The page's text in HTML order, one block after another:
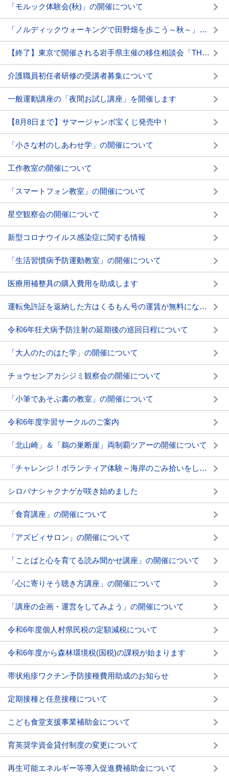
「モルック体験会(秋)」の開催について
「ノルディックウォーキングで田野畑を歩こう～秋～」の開催について
【終了】東京で開催される岩手県主催の移住相談会「THEいわてDAY2024」に出展します
介護職員初任者研修の受講者募集について
一般運動講座の「夜間お試し講座」を開催します
【8月8日まで】サマージャンボ宝くじ発売中！
「小さな村のしあわせ学」の開催について
工作教室の開催について
「スマートフォン教室」の開催について
星空観察会の開催について
新型コロナウイルス感染症に関する情報
「生活習慣病予防運動教室」の開催について
医療用補整具の購入費用を助成します
運転免許証を返納した方はくるもん号の運賃が無料になります
令和6年狂犬病予防注射の延期後の巡回日程について
「大人のたのはた学」の開催について
チョウセンアカシジミ観察会の開催について
「小筆であそぶ書の教室」の開催について
令和6年度学習サークルのご案内
「北山崎」＆「鵜の巣断崖」両制覇ツアーの開催について
「チャレンジ！ボランティア体験～海岸のごみ拾いをしよう～」の開催について
シロバナシャクナゲが咲き始めました
「食育講座」の開催について
「アズビィサロン」の開催について
「ことばと心を育てる読み聞かせ講座」の開催について
「心に寄りそう聴き方講座」の開催について
「講座の企画・運営をしてみよう」の開催について
令和6年度個人村県民税の定額減税について
令和6年度から森林環境税(国税)の課税が始まります
帯状疱疹ワクチン予防接種費用助成のお知らせ
定期接種と任意接種について
こども食堂支援事業補助金について
育英奨学資金貸付制度の変更について
再生可能エネルギー等導入促進費補助金について